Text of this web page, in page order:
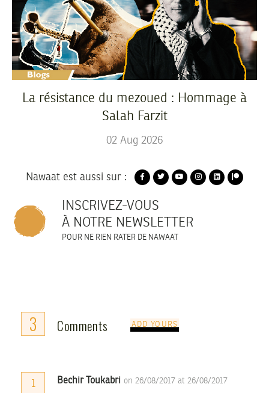
La résistance du mezoued : Hommage à
Salah Farzit
02 Aug 2026
Nawaat est aussi sur :
INSCRIVEZ-VOUS
À NOTRE NEWSLETTER
POUR NE RIEN RATER DE NAWAAT
3 Comments ADD YOURS
1 Bechir Toukabri on 26/08/2017 at 26/08/2017